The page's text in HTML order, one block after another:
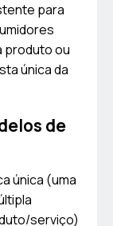
para
produto ou
única da
de
única (uma
serviço)